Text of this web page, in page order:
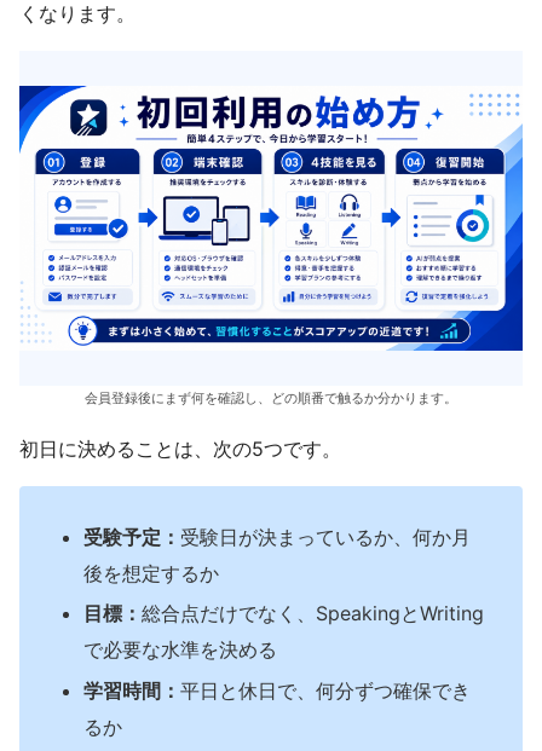
くなります。
会員登録後にまず何を確認し、どの順番で触るか分かります。
初日に決めることは、次の5つです。
受験予定： 受験日が決まっているか、何か月
後を想定するか
目標：総合点だけでなく、SpeakingとWriting
で必要な水準を決める
学習時間：平日と休日で、何分ずつ確保でき
るか